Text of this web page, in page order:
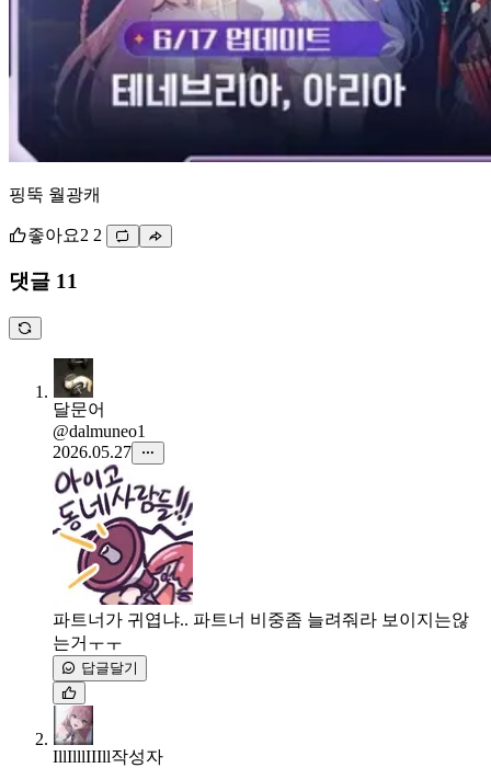
핑뚝 월광캐
좋아요2 2
댓글 11
달문어
@dalmuneo1
2026.05.27
파트너가 귀엽냐.. 파트너 비중좀 늘려줘라 보이지는않
는거ㅜㅜ
답글달기
IllIlllIIIll작성자